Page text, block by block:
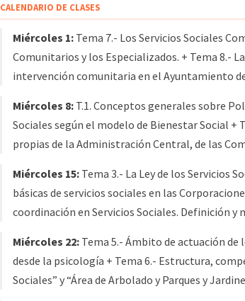
CALENDARIO DE CLASES
Miércoles 1: Tema 7.- Los Servicios Sociales
Comunitarios y los Especializados. + Tema 8.-
intervención comunitaria en el Ayuntamiento
Miércoles 8: T.1. Conceptos generales sobre
Sociales según el modelo de Bienestar Social +
propias de la Administración Central, de las
Miércoles 15: Tema 3.- La Ley de los Servicios
básicas de servicios sociales en las
coordinación en Servicios Sociales. Definición y
Miércoles 22: Tema 5.- Ámbito de actuación
desde la psicología + Tema 6.- Estructura,
Sociales” y “Área de Arbolado y Parques y